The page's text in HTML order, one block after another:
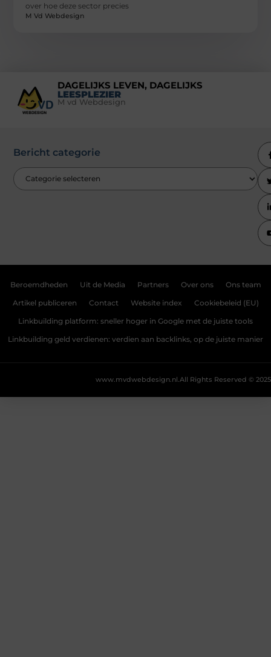
over hoe deze sector precies
M Vd Webdesign
DAGELIJKS LEVEN, DAGELIJKS
LEESPLEZIER
M vd Webdesign
Bericht categorie
Beroemdheden Uit de Media Partners Over ons Ons team
Artikel publiceren Contact Website index Cookiebeleid (EU)
Linkbuilding platform: sneller hoger in Google met de juiste tools
Linkbuilding geld verdienen: verdien aan backlinks, op de juiste manier
All Rights Reserved © 2025
www.mvdwebdesign.nl.